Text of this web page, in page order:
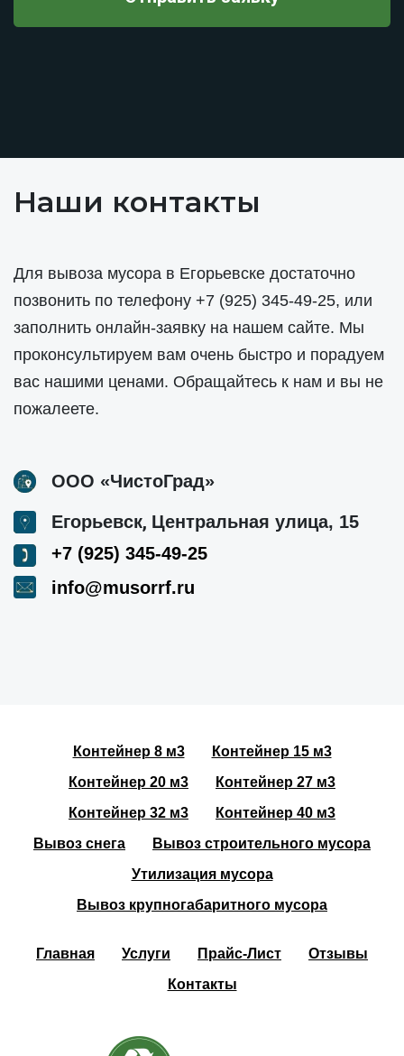
Наши контакты
Для вывоза мусора в Егорьевске достаточно
позвонить по телефону +7 (925) 345-49-25, или
заполнить онлайн-заявку на нашем сайте. Мы
проконсультируем вам очень быстро и порадуем
вас нашими ценами. Обращайтесь к нам и вы не
пожалеете.
ООО «ЧистоГрад»
Егорьевск, Центральная улица, 15
+7 (925) 345-49-25
info@musorrf.ru
Контейнер 8 м3
Контейнер 15 м3
Контейнер 20 м3
Контейнер 27 м3
Контейнер 32 м3
Контейнер 40 м3
Вывоз снега
Вывоз строительного мусора
Утилизация мусора
Вывоз крупногабаритного мусора
Главная Услуги Прайс-Лист
Отзывы
Контакты